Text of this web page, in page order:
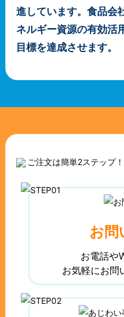
進しています。 食品会
ネルギー資源の有効活
目標を達成させます。
お問
お電話や
お気軽にお問